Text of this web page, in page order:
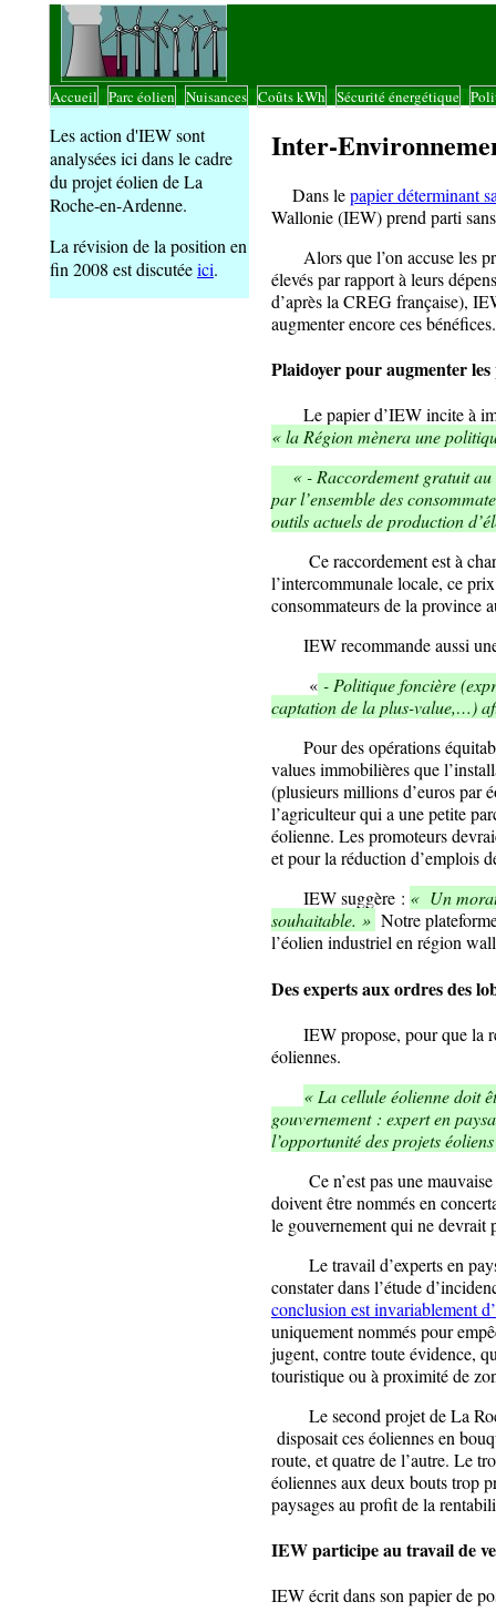
Accueil Parc éolien Nuisances Coûts kWh Sécurité énergétique
Les action d'IEW sont
analysées ici dans le cadre
du projet éolien de La
Roche-en-Ardenne.
La révision de la position en
fin 2008 est discutéeici.
Inter-
Dans lepapier déterminant
Wallonie (IEW) prend parti
Alors que l’on accuse les
élevés par rapport à leurs
d’après la CREG française),
augmenter encore ces bénéfices.
Plaidoyer pour augmenter
Le papier d’IEW incite à
« la Région mènera une
« - Raccordement gratuit au
par l’ensemble des
outils actuels de production
Ce raccordement est à
l’intercommunale locale, ce
consommateurs de la province
IEW recommande aussi
« - Politique foncière
captation de la plus-value,…)
Pour des opérations
values immobilières que
(plusieurs millions d’euros par
l’agriculteur qui a une petite
éolienne. Les promoteurs
et pour la réduction d’emplois
IEW suggère : « Un
souhaitable. » Notre
l’éolien industriel en région
Des experts aux ordres des
IEW propose, pour que la
éoliennes.
« La cellule éolienne doit
gouvernement : expert en
l’opportunité des projets
Ce n’est pas une mauvaise
doivent être nommés en
le gouvernement qui ne devrait
Le travail d’experts en
constater dans l’étude
conclusion est invariablement
uniquement nommés pour
jugent, contre toute évidence,
touristique ou à proximité de
Le second projet de La
disposait ces éoliennes en
route, et quatre de l’autre. Le
éoliennes aux deux bouts trop
paysages au profit de la
IEW participe au travail de
IEW écrit dans son papier de